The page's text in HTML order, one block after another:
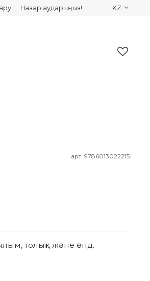
Назар аударыңыз! KZ
арт. 9786013022215
толықт. және өнд.